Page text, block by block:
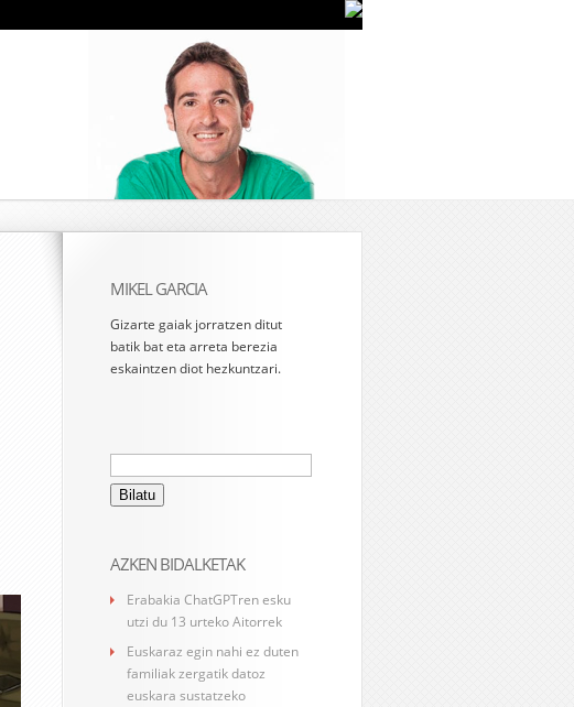
MIKEL GARCIA
Gizarte gaiak jorratzen ditut
batik bat eta arreta berezia
eskaintzen diot hezkuntzari.
Bilatu:
AZKEN BIDALKETAK
Erabakia ChatGPTren esku
utzi du 13 urteko Aitorrek
Euskaraz egin nahi ez duten
familiak zergatik datoz
euskara sustatzeko